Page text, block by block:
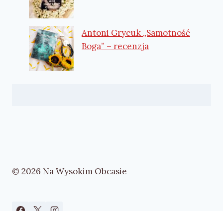
Antoni Grycuk „Samotność
Boga” – recenzja
© 2026 Na Wysokim Obcasie